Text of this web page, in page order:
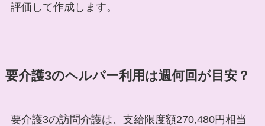
評価して作成します。
要介護3のヘルパー利用は週何回が目安？
要介護3の訪問介護は、支給限度額270,480円相当